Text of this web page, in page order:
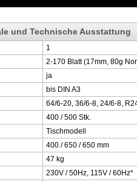
und Technische Ausstattung
1
2-170 Blatt (17mm, 80g
ja
bis DIN A3
64/6-20, 36/6-8, 24/6-8,
400 / 500 Stk.
Tischmodell
400 / 650 / 650 mm
47 kg
230V / 50Hz, 115V / 60Hz*